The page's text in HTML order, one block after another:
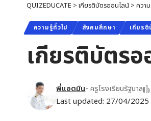
QUIZEDUCATE > เกียรติบัตรออนไลน์ > ควา
ความรู้ทั่วไป สังคมศึกษา เกียร
เกียรติบัตร
Last updated: 27/04/2025
พี่แอดมิน- ครูโรงเรียนรัฐบาล